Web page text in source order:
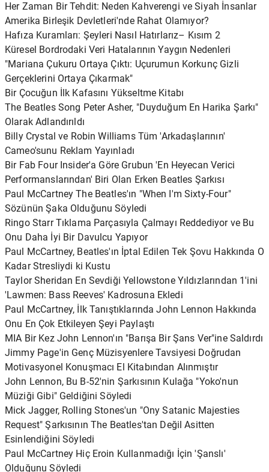
Her Zaman Bir Tehdit: Neden Kahverengi ve Siyah İnsanlar
Amerika Birleşik Devletleri'nde Rahat Olamıyor?
Hafıza Kuramları: Şeyleri Nasıl Hatırlarız– Kısım 2
Küresel Bordrodaki Veri Hatalarının Yaygın Nedenleri
"Mariana Çukuru Ortaya Çıktı: Uçurumun Korkunç Gizli
Gerçeklerini Ortaya Çıkarmak"
Bir Çocuğun İlk Kafasını Yükseltme Kitabı
The Beatles Song Peter Asher, "Duyduğum En Harika Şarkı"
Olarak Adlandırıldı
Billy Crystal ve Robin Williams Tüm 'Arkadaşlarının'
Cameo'sunu Reklam Yayınladı
Bir Fab Four Insider'a Göre Grubun 'En Heyecan Verici
Performanslarından' Biri Olan Erken Beatles Şarkısı
Paul McCartney The Beatles'ın "When I'm Sixty-Four"
Sözünün Şaka Olduğunu Söyledi
Ringo Starr Tıklama Parçasıyla Çalmayı Reddediyor ve Bu
Onu Daha İyi Bir Davulcu Yapıyor
Paul McCartney, Beatles'ın İptal Edilen Tek Şovu Hakkında O
Kadar Stresliydi ki Kustu
Taylor Sheridan En Sevdiği Yellowstone Yıldızlarından 1'ini
'Lawmen: Bass Reeves' Kadrosuna Ekledi
Paul McCartney, İlk Tanıştıklarında John Lennon Hakkında
Onu En Çok Etkileyen Şeyi Paylaştı
MIA Bir Kez John Lennon'ın "Barışa Bir Şans Ver"ine Saldırdı
Jimmy Page'in Genç Müzisyenlere Tavsiyesi Doğrudan
Motivasyonel Konuşmacı El Kitabından Alınmıştır
John Lennon, Bu B-52'nin Şarkısının Kulağa "Yoko'nun
Müziği Gibi" Geldiğini Söyledi
Mick Jagger, Rolling Stones'un "Ony Satanic Majesties
Request" Şarkısının The Beatles'tan Değil Asitten
Esinlendiğini Söyledi
Paul McCartney Hiç Eroin Kullanmadığı İçin 'Şanslı'
Olduğunu Söyledi